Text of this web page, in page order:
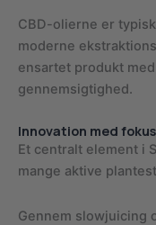
CBD-olierne er
moderne
ensartet produkt
gennemsigtighed.
Innovation med
Et centralt element i
mange aktive
Gennem slowjuicing